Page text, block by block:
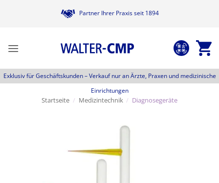
Partner Ihrer Praxis seit 1894
Exklusiv für Geschäftskunden –Verkauf nur an Ärzte, Praxen und medizinische
Einrichtungen
Startseite / Medizintechnik / Diagnosegeräte